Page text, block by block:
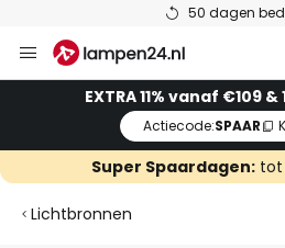
50 dagen
naar
EXTRA 11% vanaf €109
Actiecode:SPAAR
Super Spaardagen: tot
Lichtbronnen